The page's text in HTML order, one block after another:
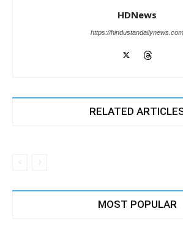
HDNews
https://hindustandailynews.com
RELATED
MOST POPULAR